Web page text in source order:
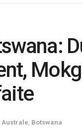
Botswana